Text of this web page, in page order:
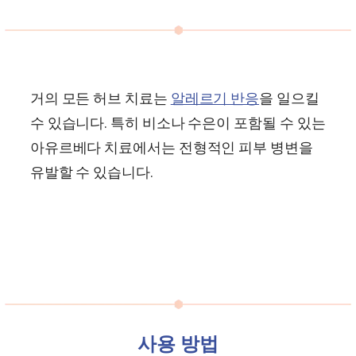
거의 모든 허브 치료는 알레르기 반응을 일으킬
수 있습니다. 특히 비소나 수은이 포함될 수 있는
아유르베다 치료에서는 전형적인 피부 병변을
유발할 수 있습니다.
사용 방법